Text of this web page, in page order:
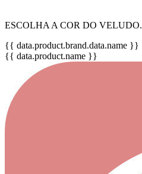
ESCOLHA A COR DO VELUDO.
{{ data.product.brand.data.name }}
{{ data.product.name }}